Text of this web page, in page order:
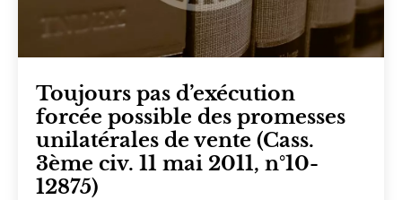
Toujours pas d’exécution
forcée possible des promesses
unilatérales de vente (Cass.
3ème civ. 11 mai 2011, n°10-
12875)